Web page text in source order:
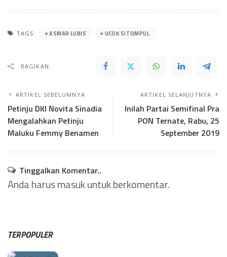
TAGS: ASMAR LUBIS UCOK SITOMPUL
BAGIKAN..
ARTIKEL SEBELUMNYA
Petinju DKI Novita Sinadia
Mengalahkan Petinju
Maluku Femmy Benamen
ARTIKEL SELANJUTNYA
Inilah Partai Semifinal Pra
PON Ternate, Rabu, 25
September 2019
Tinggalkan Komentar..
Anda harusmasukuntuk berkomentar.
TERPOPULER